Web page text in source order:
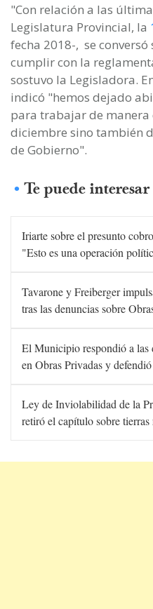
"Con relación a las
Legislatura Provincial, la
fecha 2018-, se
cumplir con la
sostuvo la Legisladora.
indicó "hemos dejado
para trabajar de manera
diciembre sino también
de Gobierno".
Te puede interesar
Iriarte sobre el presunto
"Esto es una operación
Tavarone y Freiberger
tras las denuncias sobre
El Municipio respondió a las
en Obras Privadas y
Ley de Inviolabilidad de la
retiró el capítulo sobre tierras